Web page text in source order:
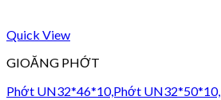
Quick View
GIOĂNG PHỚT
Phớt UN32*46*10,Phớt